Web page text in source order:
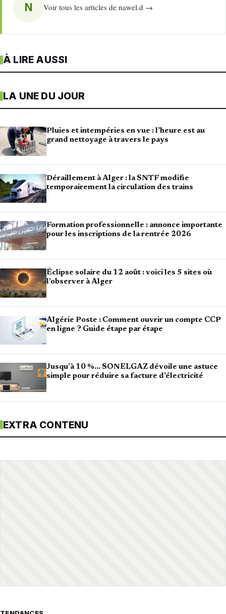
N Voir tous les articles de nawel.d →
À LIRE AUSSI
LA UNE DU JOUR
Pluies et intempéries en vue : l’heure est au
grand nettoyage à travers le pays
Déraillement à Alger : la SNTF modifie
temporairement la circulation des trains
Formation professionnelle : annonce importante
pour les inscriptions de la rentrée 2026
Éclipse solaire du 12 août : voici les 5 sites où
l’observer à Alger
Algérie Poste : Comment ouvrir un compte CCP
en ligne ? Guide étape par étape
Jusqu’à 10 %… SONELGAZ dévoile une astuce
simple pour réduire sa facture d’électricité
EXTRA CONTENU